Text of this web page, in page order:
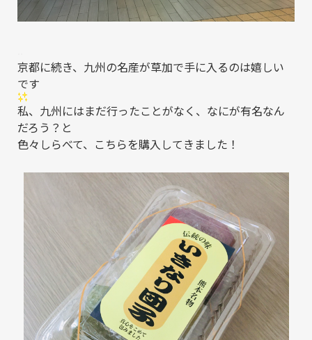
京都に続き、九州の名産が草加で手に入るのは嬉しい
です
私、九州にはまだ行ったことがなく、なにが有名なん
だろう？と
色々しらべて、こちらを購入してきました！